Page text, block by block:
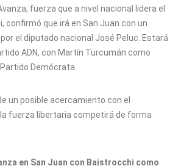
fuerza que a nivel nacional lidera el
confirmó que irá en San Juan con un
el diputado nacional José Peluc. Estará
ADN, con Martín Turcumán como
Demócrata.
un posible acercamiento con el
fuerza libertaria competirá de forma
en San Juan con Baistrocchi como